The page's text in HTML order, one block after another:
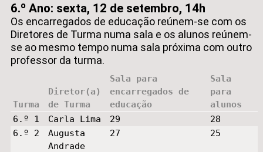
6.º Ano: sexta, 12 de setembro, 14h
Os encarregados de educação reúnem-se com os
Diretores de Turma numa sala e os alunos reúnem-
se ao mesmo tempo numa sala próxima com outro
professor da turma.
Turma
Diretor(a)
de Turma
Sala para
encarregados de
educação
Sala
para
alunos
6.º 1
Carla Lima 29
28
6.º 2
Augusta
Andrade
27 25